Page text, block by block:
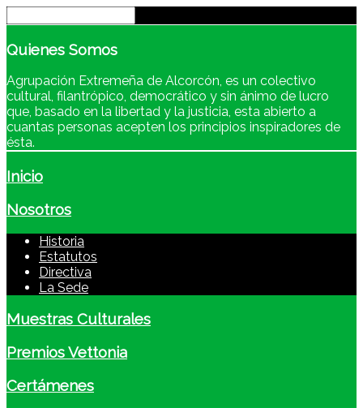
Quienes Somos
Agrupación Extremeña de Alcorcón, es un colectivo
cultural, filantrópico, democrático y sin ánimo de lucro
que, basado en la libertad y la justicia, esta abierto a
cuantas personas acepten los principios inspiradores de
ésta.
Inicio
Nosotros
Historia
Estatutos
Directiva
La Sede
Muestras Culturales
Premios Vettonia
Certámenes